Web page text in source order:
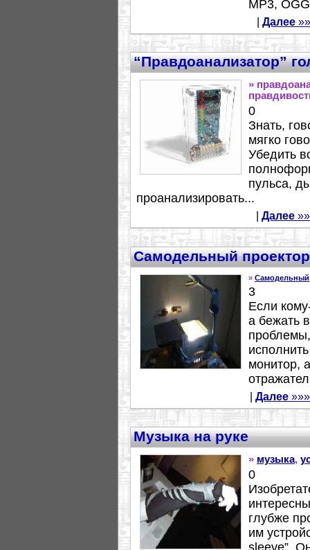
MP3,
Далее
“Правдоанализатор”
»
0
Знать,
мягко
Убедить
пульса,
проанализировать...
Далее
Самодельный проектор
» Самодельный
3
Если
а бежать
монитор,
Далее »»»
Музыка на руке
» музыка,
0
глубже
им
sleeve”.